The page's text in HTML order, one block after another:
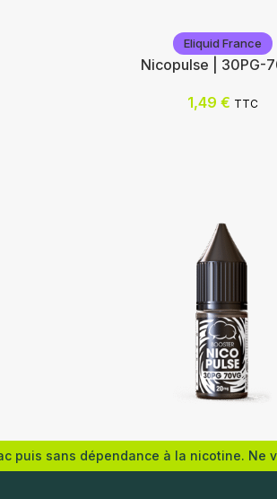
Eliquid France
Nicopulse | 30PG-
1,49 € TTC
puis sans dépendance à la nicotine. Ne